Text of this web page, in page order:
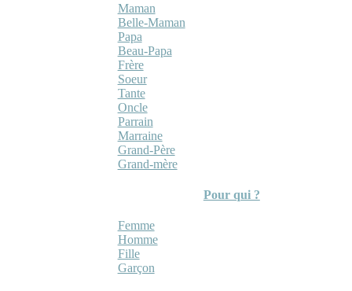
Maman
Belle-Maman
Papa
Beau-Papa
Frère
Soeur
Tante
Oncle
Parrain
Marraine
Grand-Père
Grand-mère
Pour qui ?
Femme
Homme
Fille
Garçon